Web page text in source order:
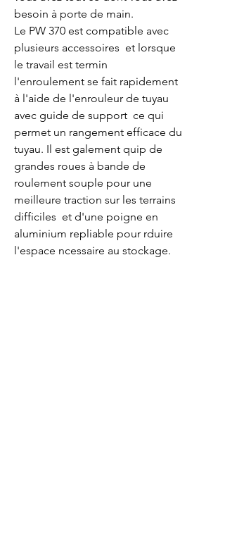
besoin à porte de main.
Le PW 370 est compatible avec
plusieurs accessoires  et lorsque
le travail est termin
l'enroulement se fait rapidement
à l'aide de l'enrouleur de tuyau
avec guide de support  ce qui
permet un rangement efficace du
tuyau. Il est galement quip de
grandes roues à bande de
roulement souple pour une
meilleure traction sur les terrains
difficiles  et d'une poigne en
aluminium repliable pour rduire
l'espace ncessaire au stockage.